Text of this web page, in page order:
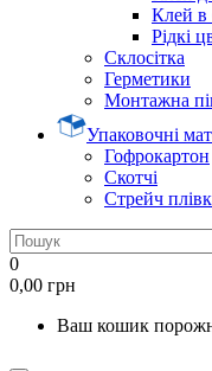
Клей в
Рідкі
Склосітка
Герметики
Монтажна
Упаковочні
Гофрокартон
Скотчі
Стрейч
0
0,00 грн
Ваш кошик